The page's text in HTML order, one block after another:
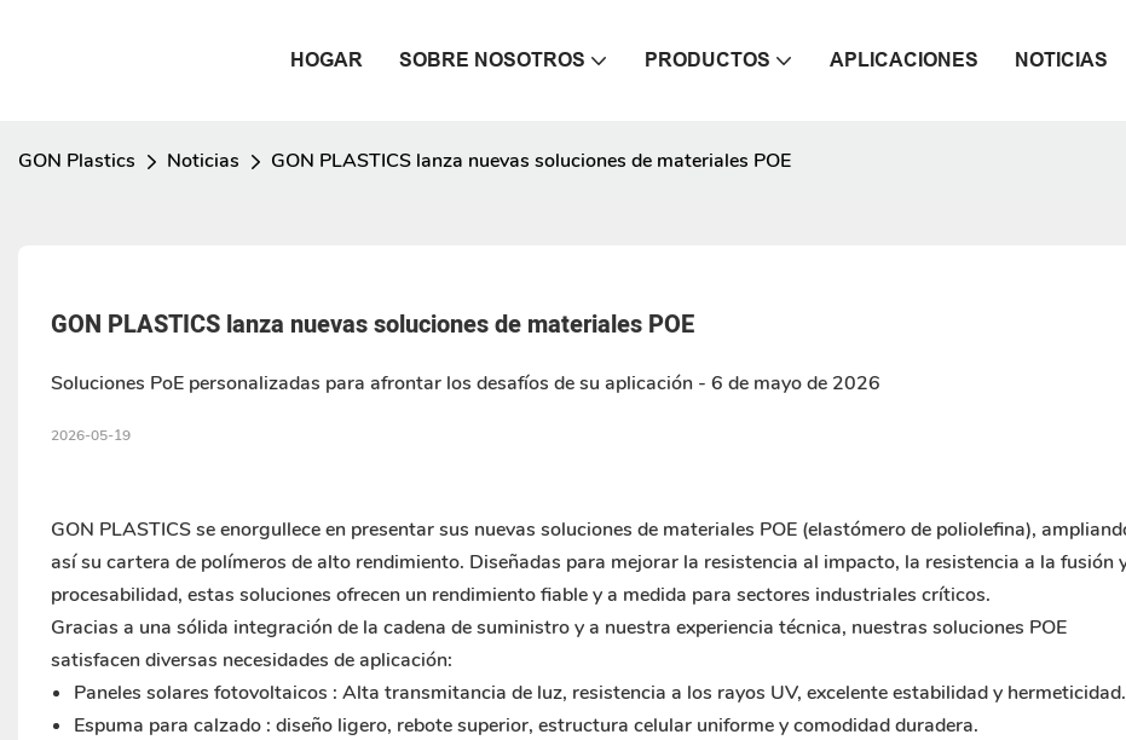
HOGAR SOBRE NOSOTROS PRODUCTOS APLICACIONES NOTICIAS
GON Plastics Noticias GON PLASTICS lanza nuevas soluciones de materiales POE
GON PLASTICS lanza nuevas soluciones de materiales POE
Soluciones PoE personalizadas para afrontar los desafíos de su aplicación - 6 de mayo de 2026
2026-05-19
GON PLASTICS se enorgullece en presentar sus nuevas soluciones de materiales POE (elastómero de poliolefina),
así su cartera de polímeros de alto rendimiento. Diseñadas para mejorar la resistencia al impacto, la resistencia a la fusión
procesabilidad, estas soluciones ofrecen un rendimiento fiable y a medida para sectores industriales críticos.
Gracias a una sólida integración de la cadena de suministro y a nuestra experiencia técnica, nuestras soluciones POE
satisfacen diversas necesidades de aplicación:
Paneles solares fotovoltaicos : Alta transmitancia de luz, resistencia a los rayos UV, excelente estabilidad y hermeticidad.
Espuma para calzado : diseño ligero, rebote superior, estructura celular uniforme y comodidad duradera.